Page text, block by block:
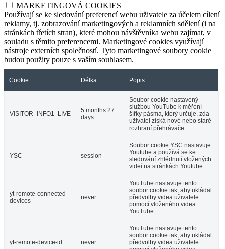
MARKETINGOVÁ COOKIES
Používají se ke sledování preferencí webu uživatele za účelem cílení
reklamy, tj. zobrazování marketingových a reklamních sdělení (i na
stránkách třetích stran), které mohou návštěvníka webu zajímat, v
souladu s těmito preferencemi. Marketingové cookies využívají
nástroje externích společností. Tyto marketingové soubory cookie
budou použity pouze s vaším souhlasem.
Cookie Délka Popis
VISITOR_INFO1_LIVE
5 months 27
days
Soubor cookie nastavený
službou YouTube k měření
šířky pásma, který určuje, zda
uživatel získá nové nebo staré
rozhraní přehrávače.
YSC session
Soubor cookie YSC nastavuje
Youtube a používá se ke
sledování zhlédnutí vložených
videí na stránkách Youtube.
yt-remote-connected-
devices
never
YouTube nastavuje tento
soubor cookie tak, aby ukládal
předvolby videa uživatele
pomocí vloženého videa
YouTube.
yt-remote-device-id never
YouTube nastavuje tento
soubor cookie tak, aby ukládal
předvolby videa uživatele